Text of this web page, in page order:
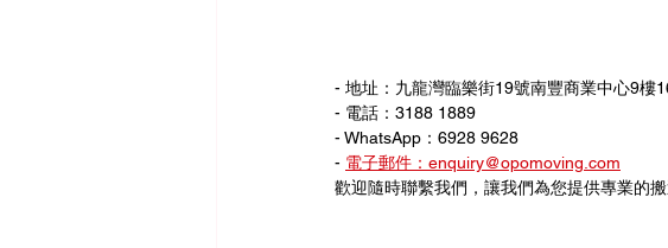
- 地址：九龍灣臨樂街19號南豐商業中心9樓
- 電話：3188 1889
- WhatsApp：6928 9628
- 電子郵件：enquiry@opomoving.com
歡迎隨時聯繫我們，讓我們為您提供專業的